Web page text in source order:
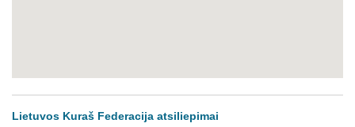
Lietuvos Kuraš Federacija atsiliepimai